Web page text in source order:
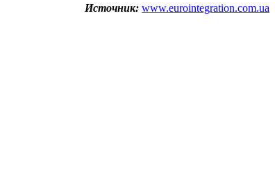
Источник: www.eurointegration.com.ua